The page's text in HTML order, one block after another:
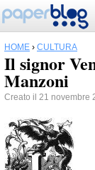
HOME › CULTURA
Il signor
Manzoni
Creato il 21 novembre